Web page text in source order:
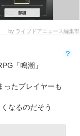
by ライブドアニュース編集部
「鳴潮」
ったプレイヤーも
なるのだそう